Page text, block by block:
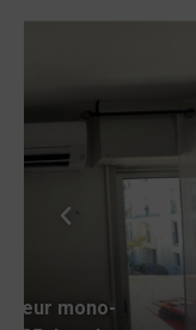
mono-